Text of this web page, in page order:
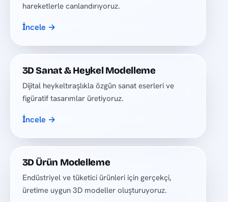
hareketlerle canlandırıyoruz.
İncele →
3D Sanat & Heykel Modelleme
Dijital heykeltıraşlıkla özgün sanat eserleri ve
figüratif tasarımlar üretiyoruz.
İncele →
3D Ürün Modelleme
Endüstriyel ve tüketici ürünleri için gerçekçi,
üretime uygun 3D modeller oluşturuyoruz.